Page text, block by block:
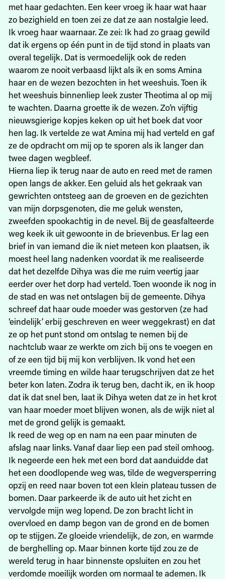
met haar gedachten. Een keer vroeg ik haar wat haar
zo bezighield en toen zei ze dat ze aan nostalgie leed.
Ik vroeg haar waarnaar. Ze zei: Ik had zo graag gewild
dat ik ergens op één punt in de tijd stond in plaats van
overal tegelijk. Dat is vermoedelijk ook de reden
waarom ze nooit verbaasd lijkt als ik en soms Amina
haar en de wezen bezochten in het weeshuis. Toen ik
het weeshuis binnenliep leek zuster Theotima al op mij
te wachten. Daarna groette ik de wezen. Zo’n vijftig
nieuwsgierige kopjes keken op uit het boek dat voor
hen lag. Ik vertelde ze wat Amina mij had verteld en gaf
ze de opdracht om mij op te sporen als ik langer dan
twee dagen wegbleef.
Hierna liep ik terug naar de auto en reed met de ramen
open langs de akker. Een geluid als het gekraak van
gewrichten ontsteeg aan de groeven en de gezichten
van mijn dorpsgenoten, die me geluk wensten,
zweefden spookachtig in de nevel. Bij de geasfalteerde
weg keek ik uit gewoonte in de brievenbus. Er lag een
brief in van iemand die ik niet meteen kon plaatsen, ik
moest heel lang nadenken voordat ik me realiseerde
dat het dezelfde Dihya was die me ruim veertig jaar
eerder over het dorp had verteld. Toen woonde ik nog in
de stad en was net ontslagen bij de gemeente. Dihya
schreef dat haar oude moeder was gestorven (ze had
‘eindelijk’ erbij geschreven en weer weggekrast) en dat
ze op het punt stond om ontslag te nemen bij de
nachtclub waar ze werkte om zich bij ons te voegen en
of ze een tijd bij mij kon verblijven. Ik vond het een
vreemde timing en wilde haar terugschrijven dat ze het
beter kon laten. Zodra ik terug ben, dacht ik, en ik hoop
dat ik dat snel ben, laat ik Dihya weten dat ze in het krot
van haar moeder moet blijven wonen, als de wijk niet al
met de grond gelijk is gemaakt.
Ik reed de weg op en nam na een paar minuten de
afslag naar links. Vanaf daar liep een pad steil omhoog.
Ik negeerde een hek met een bord dat aanduidde dat
het een doodlopende weg was, tilde de wegversperring
opzij en reed naar boven tot een klein plateau tussen de
bomen. Daar parkeerde ik de auto uit het zicht en
vervolgde mijn weg lopend. De zon bracht licht in
overvloed en damp begon van de grond en de bomen
op te stijgen. Ze gloeide vriendelijk, de zon, en warmde
de berghelling op. Maar binnen korte tijd zou ze de
wereld terug in haar binnenste opsluiten en zou het
verdomde moeilijk worden om normaal te ademen. Ik